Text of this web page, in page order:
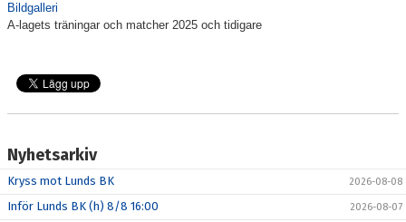
Bildgalleri
A-lagets träningar och matcher 2025 och tidigare
Nyhetsarkiv
Kryss mot Lunds BK 2026-08-08
Inför Lunds BK (h) 8/8 16:00 2026-08-07